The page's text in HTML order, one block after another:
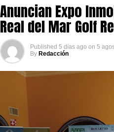
Anuncian Expo
Real del Mar Golf
Published 5 días ago on 5
By Redacción